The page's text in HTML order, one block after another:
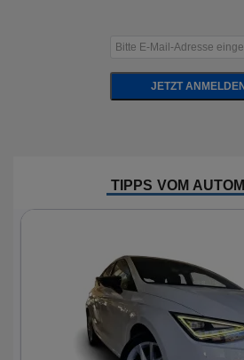
JETZT ANMELDEN
TIPPS VOM